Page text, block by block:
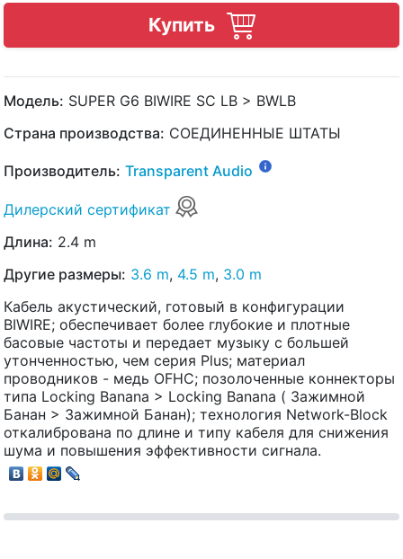
Купить
Модель: SUPER G6 BIWIRE SC LB > BWLB
Страна производства: СОЕДИНЕННЫЕ ШТАТЫ
Производитель: Transparent Audio
Дилерский сертификат
Длина: 2.4 m
Другие размеры: 3.6 m, 4.5 m, 3.0 m
Кабель акустический, готовый в конфигурации
BIWIRE; обеспечивает более глубокие и плотные
басовые частоты и передает музыку с большей
утонченностью, чем серия Plus; материал
проводников - медь OFHC; позолоченные коннекторы
типа Locking Banana > Locking Banana ( Зажимной
Банан > Зажимной Банан); технология Network-Block
откалибрована по длине и типу кабеля для снижения
шума и повышения эффективности сигнала.